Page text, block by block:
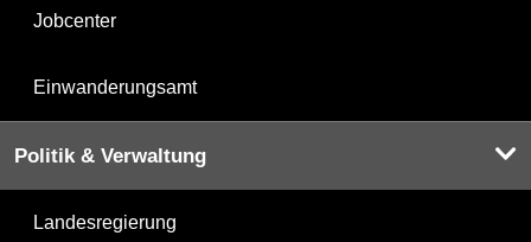
Jobcenter
Einwanderungsamt
Politik & Verwaltung
Landesregierung